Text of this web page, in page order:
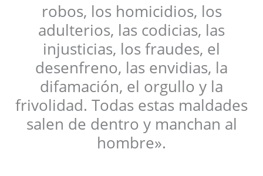
robos, los homicidios, los
adulterios, las codicias, las
injusticias, los fraudes, el
desenfreno, las envidias, la
difamación, el orgullo y la
frivolidad. Todas estas maldades
salen de dentro y manchan al
hombre».